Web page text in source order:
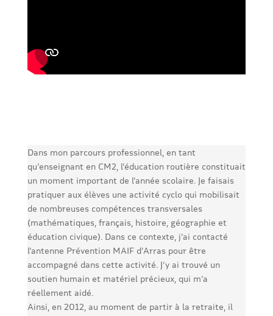
Dans mon parcours professionnel, en tant
qu’enseignant en CM2, l’éducation routière constituait
un moment important de l’année scolaire. Je faisais
pratiquer aux élèves une activité cyclo qui mobilisait
de nombreuses compétences transversales
(mathématiques, français, histoire, géographie et
éducation civique). Dans ce contexte, j’ai contacté
l’antenne Prévention MAIF d’Arras pour être
accompagné dans cette activité. J’y ai trouvé un
soutien humain et matériel précieux, qui m’a
réellement aidé.
Ainsi, en 2012, au moment de partir à la retraite, il